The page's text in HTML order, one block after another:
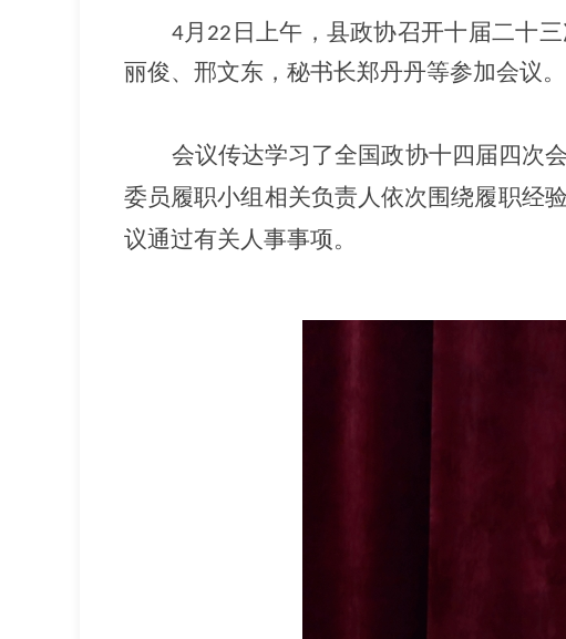
4月 22 日上午，县政协召开十届二十三
丽俊、邢文东，秘书长郑丹丹等参加会议。
会议传达学习了全国政协十四届四次
委员履职小组相关负责人依次围绕履职经
议通过有关人事事项。